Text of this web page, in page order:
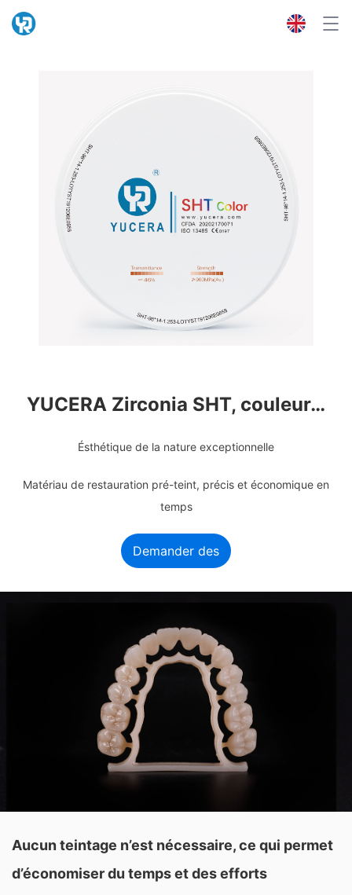
YUCERA Zirconia SHT, couleur…
Ésthétique de la nature exceptionnelle
Matériau de restauration pré-teint, précis et économique en
temps
Demander des
Aucun teintage n’est nécessaire, ce qui permet
d’économiser du temps et des efforts